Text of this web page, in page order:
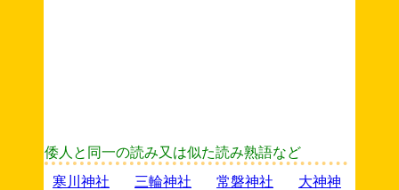
倭人と同一の読み又は似た読み熟語など
寒川神社
三輪神社 常磐神社
大神神